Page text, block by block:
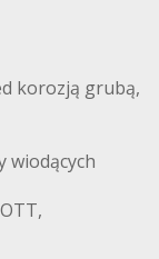
korozją grubą,
wiodących